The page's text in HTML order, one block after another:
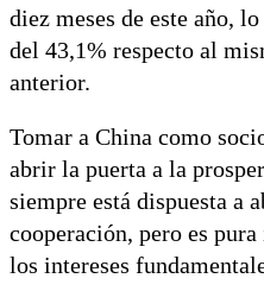
diez meses de este año,
del 43,1% respecto al
anterior.
Tomar a China como
abrir la puerta a la
siempre está dispuesta a
cooperación, pero es
los intereses